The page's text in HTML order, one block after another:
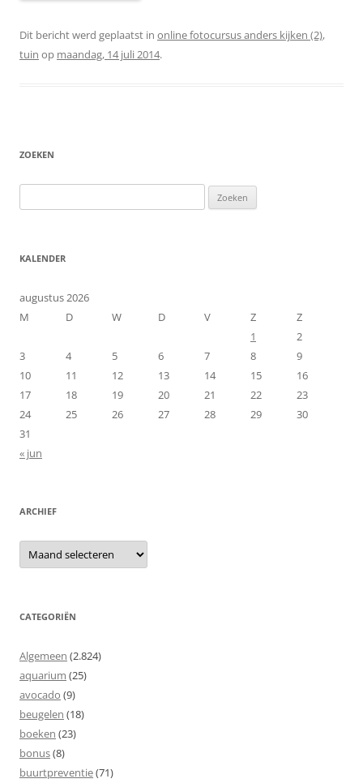
Dit bericht werd geplaatst in online fotocursus anders kijken (2),
tuin op maandag, 14 juli 2014.
ZOEKEN
naar:
KALENDER
augustus 2026
M
D W D V Z
Z
1
2
3
4 5 6 7 8
9
10
11 12 13 14 15
16
17
18 19 20 21 22
23
24
25 26 27 28 29
30
31
« jun
ARCHIEF
Archief
CATEGORIËN
Algemeen (2.824)
aquarium (25)
avocado (9)
beugelen (18)
boeken (23)
bonus(8)
buurtpreventie(71)